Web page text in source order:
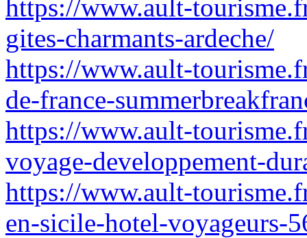
https://www.ault-
gites-charmants-ardeche/
https://www.ault-
de-france-
https://www.ault-
voyage-developpement-
https://www.ault-
en-sicile-hotel-voyageurs-